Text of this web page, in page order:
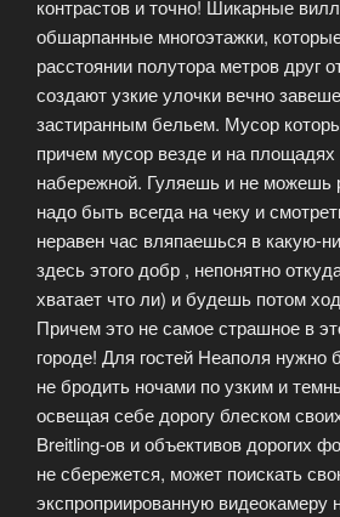
контрастов и точно! Шикарные
обшарпанные многоэтажки,
расстоянии полутора метров друг
создают узкие улочки вечно
застиранным бельем. Мусор
причем мусор везде и на площадях
набережной. Гуляешь и не можешь
надо быть всегда на чеку и
неравен час вляпаешься в какую-
здесь этого добр , непонятно
хватает что ли) и будешь потом
Причем это не самое страшное в
городе! Для гостей Неаполя нужно
не бродить ночами по узким и
освещая себе дорогу блеском
Breitling-ов и объективов дорогих
не сбережется, может поискать
экспроприированную видеокамеру